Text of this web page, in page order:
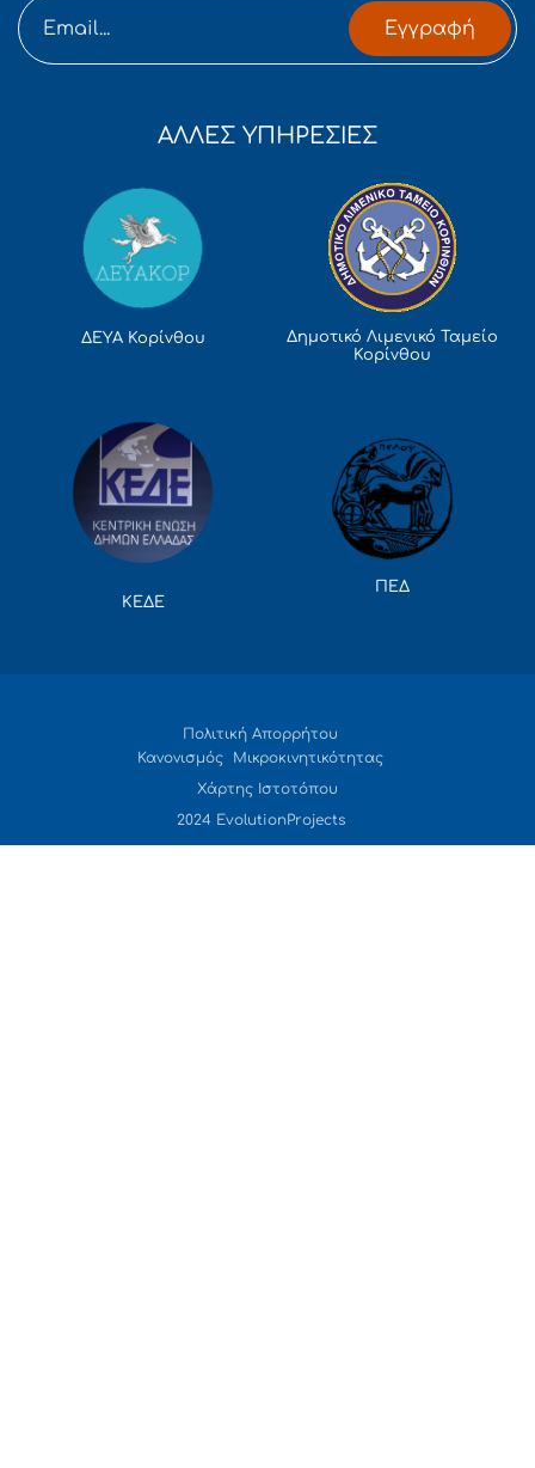
Εγγραφή
ΑΛΛΕΣ ΥΠΗΡΕΣΙΕΣ
ΔΕΥΑ Κορίνθου
Δημοτικό Λιμενικό Ταμείο
Κορίνθου
ΚΕΔΕ
ΠΕΔ
Πολιτική Απορρήτου
Κανονισμός Μικροκινητικότητας
Χάρτης Ιστοτόπου
2024 EvolutionProjects